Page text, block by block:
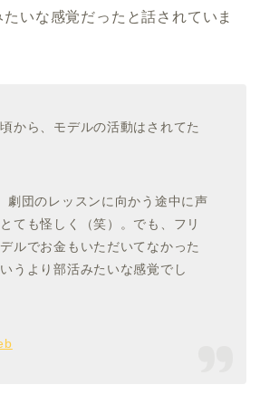
いな感覚だったと話されていま
から、モデルの活動はされてた
劇団のレッスンに向かう途中に声
ても怪しく（笑）。でも、フリ
ルでお金もいただいてなかった
うより部活みたいな感覚でし